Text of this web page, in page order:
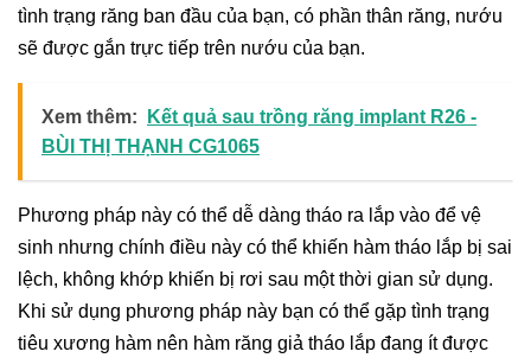
tình trạng răng ban đầu của bạn, có phần thân răng, nướu
sẽ được gắn trực tiếp trên nướu của bạn.
Xem thêm:
Kết quả sau trồng răng implant R26 -
BÙI THỊ THẠNH CG1065
Phương pháp này có thể dễ dàng tháo ra lắp vào để vệ
sinh nhưng chính điều này có thể khiến hàm tháo lắp bị sai
lệch, không khớp khiến bị rơi sau một thời gian sử dụng.
Khi sử dụng phương pháp này bạn có thể gặp tình trạng
tiêu xương hàm nên hàm răng giả tháo lắp đang ít được